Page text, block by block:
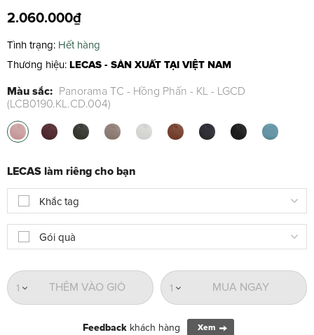
2.060.000₫
Tình trạng: Hết hàng
Thương hiệu: LECAS - SẢN XUẤT TẠI VIỆT NAM
Màu sắc: Panorama TC - Hồng Phấn - KL - LGCD
(LCB0190.KL.CD.004)
LECAS làm riêng cho bạn
Khắc tag
Gói quà
THÊM VÀO GIỎ
1 MUA NGAY
1
Feedback khách hàng Xem